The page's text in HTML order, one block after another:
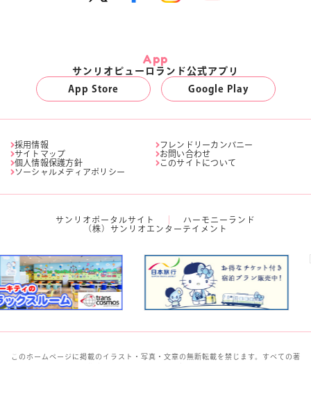
App
サンリオピューロランド公式アプリ
App Store
Google Play
採用情報
フレンドリーカンパニー
サイトマップ
お問い合わせ
個人情報保護方針
このサイトについて
ソーシャルメディアポリシー
サンリオポータルサイト
ハーモニーランド
（株）サンリオエンターテイメント
このホームページに掲載のイラスト・写真・文章の無断転載を禁じます。すべての著